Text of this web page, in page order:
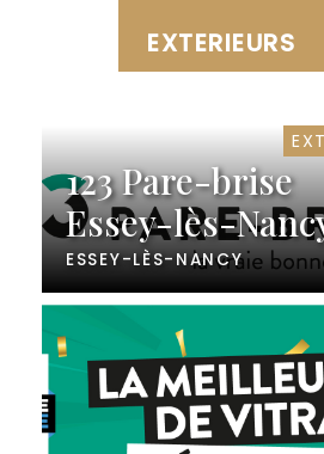
EXTERIEURS
123 Pare-brise
Essey-lès-
ESSEY-LÈS-NANCY